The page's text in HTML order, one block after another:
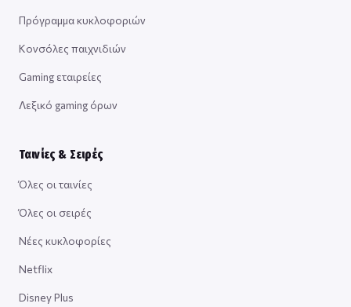
Πρόγραμμα κυκλοφοριών
Κονσόλες παιχνιδιών
Gaming εταιρείες
Λεξικό gaming όρων
Ταινίες & Σειρές
Όλες οι ταινίες
Όλες οι σειρές
Νέες κυκλοφορίες
Netflix
Disney Plus